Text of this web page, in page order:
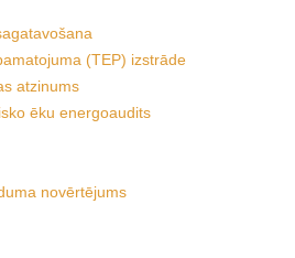
(TEP) izstrāde
atzinums
ēku energoaudits
novērtējums